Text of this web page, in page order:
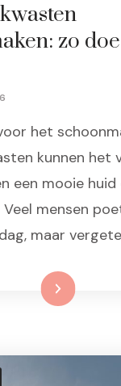
zo
het
kunnen het
een mooie huid
mensen
maar
Lees meer